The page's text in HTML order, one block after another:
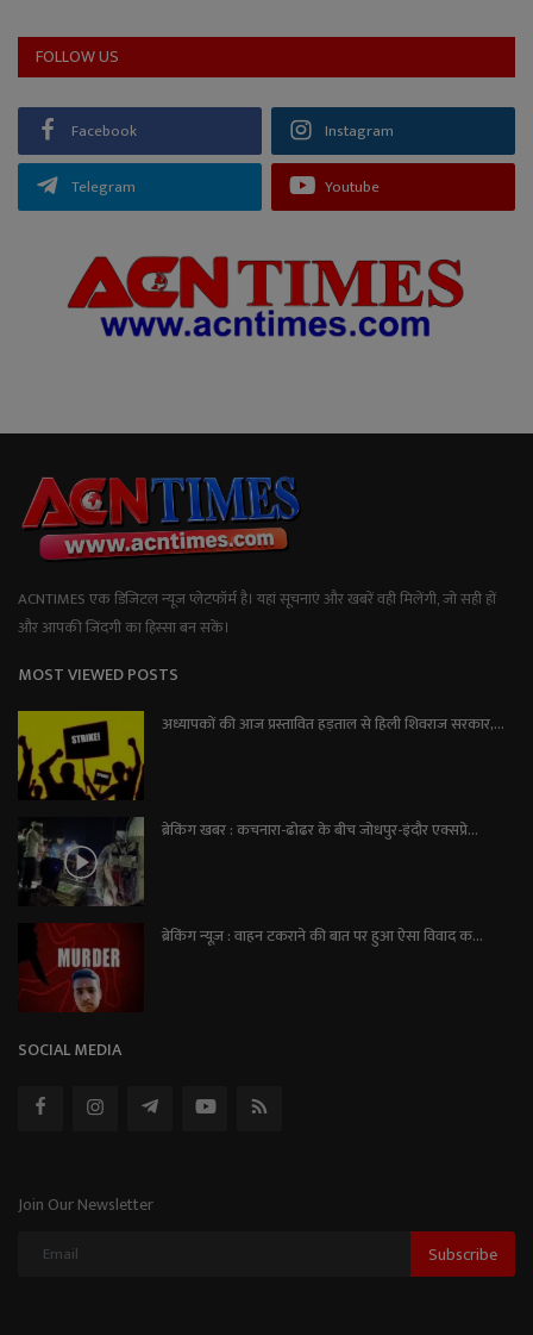
FOLLOW US
Facebook Instagram
Telegram Youtube
ACNTIMES एक डिजिटल न्यूज प्लेटफॉर्म है। यहां सूचनाएं और खबरें वही मिलेंगी, जो सही हों
और आपकी जिंदगी का हिस्सा बन सकें।
MOST VIEWED POSTS
अध्यापकों की आज प्रस्तावित हड़ताल से हिली शिवराज सरकार,...
ब्रेकिंग खबर : कचनारा-ढोढर के बीच जोधपुर-इंदौर एक्सप्रे...
ब्रेकिंग न्यूज़ : वाहन टकराने की बात पर हुआ ऐसा विवाद क...
SOCIAL MEDIA
Join Our Newsletter
Subscribe